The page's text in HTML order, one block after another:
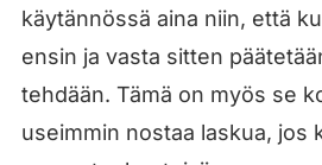
käytännössä aina niin, että
ensin ja vasta sitten
tehdään. Tämä on myös se
useimmin nostaa laskua, jos